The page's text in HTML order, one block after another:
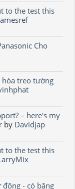
to the test this
Cho
hòa treo tường
– here's my
by Davidjap
to the test this
- có băng